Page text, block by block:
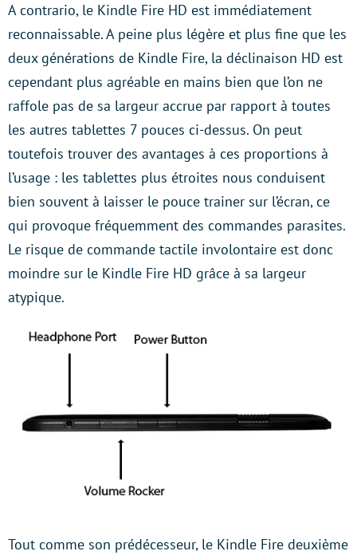
A contrario, le Kindle Fire HD est immédiatement
reconnaissable. A peine plus légère et plus fine que les
deux générations de Kindle Fire, la déclinaison HD est
cependant plus agréable en mains bien que l’on ne
raffole pas de sa largeur accrue par rapport à toutes
les autres tablettes 7 pouces ci-dessus. On peut
toutefois trouver des avantages à ces proportions à
l’usage : les tablettes plus étroites nous conduisent
bien souvent à laisser le pouce trainer sur l’écran, ce
qui provoque fréquemment des commandes parasites.
Le risque de commande tactile involontaire est donc
moindre sur le Kindle Fire HD grâce à sa largeur
atypique.
Tout comme son prédécesseur, le Kindle Fire deuxième